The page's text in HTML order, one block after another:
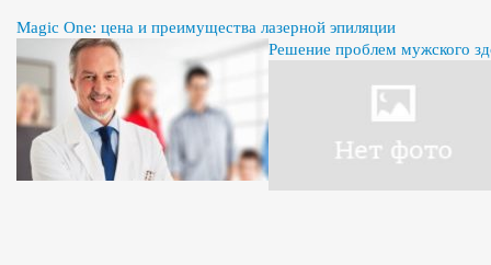
Magic One: цена и преимущества лазерной эпиляции
Решение проблем мужского